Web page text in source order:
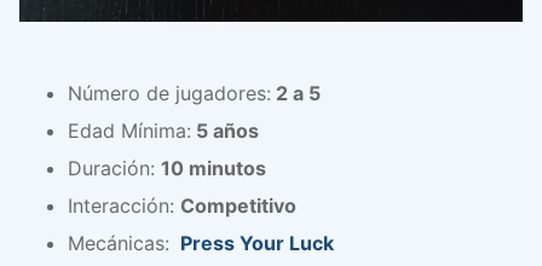
Número de jugadores: 2 a 5
Edad Mínima: 5 años
Duración: 10 minutos
Interacción: Competitivo
Mecánicas: Press Your Luck